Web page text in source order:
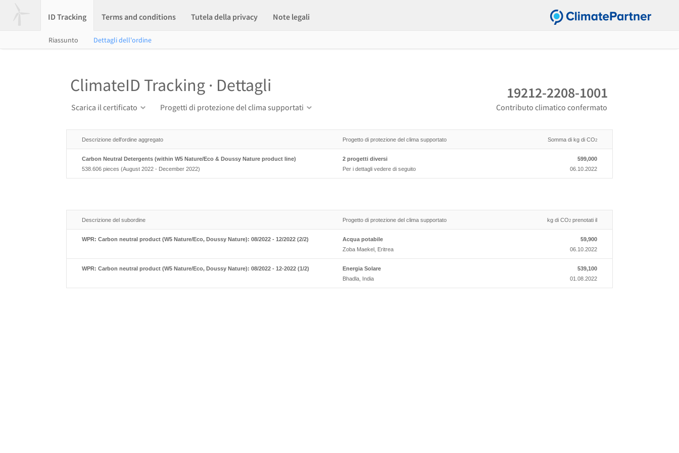
ID Tracking Terms and conditions Tutela della privacy Note legali
Riassunto Dettagli dell'ordine
ClimateID Tracking · Dettagli
Scarica il certificato Progetti di protezione del clima supportati
19212-2208-1001
Contributo climatico confermato
Descrizione dell'ordine aggregato Progetto di protezione del clima supportato Somma di kg di CO2
Carbon Neutral Detergents (within W5 Nature/Eco & Doussy Nature product line)
538.606 pieces (August 2022 - December 2022)
2 progetti diversi
Per i dettagli vedere di seguito
599,000
06.10.2022
Descrizione del subordine Progetto di protezione del clima supportato kg di CO2 prenotati il
WPR: Carbon neutral product (W5 Nature/Eco, Doussy Nature): 08/2022 - 12/2022 (2/2)
Acqua potabile
Zoba Maekel, Eritrea
59,900
06.10.2022
WPR: Carbon neutral product (W5 Nature/Eco, Doussy Nature): 08/2022 - 12-2022 (1/2)
Energia Solare
Bhadla, India
539,100
01.08.2022